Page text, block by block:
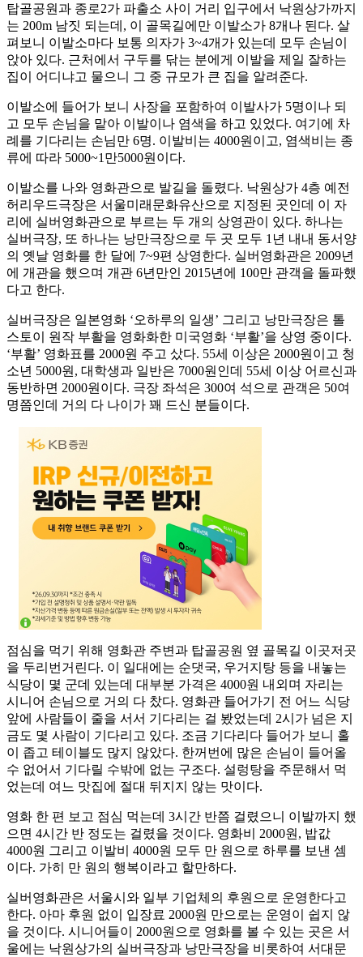
탑골공원과 종로2가 파출소 사이 거리 입구에서 낙원상가까지
는 200m 남짓 되는데, 이 골목길에만 이발소가 8개나 된다. 살
펴보니 이발소마다 보통 의자가 3~4개가 있는데 모두 손님이
앉아 있다. 근처에서 구두를 닦는 분에게 이발을 제일 잘하는
집이 어디냐고 물으니 그 중 규모가 큰 집을 알려준다.
이발소에 들어가 보니 사장을 포함하여 이발사가 5명이나 되
고 모두 손님을 맡아 이발이나 염색을 하고 있었다. 여기에 차
례를 기다리는 손님만 6명. 이발비는 4000원이고, 염색비는 종
류에 따라 5000~1만5000원이다.
이발소를 나와 영화관으로 발길을 돌렸다. 낙원상가 4층 예전
허리우드극장은 서울미래문화유산으로 지정된 곳인데 이 자
리에 실버영화관으로 부르는 두 개의 상영관이 있다. 하나는
실버극장, 또 하나는 낭만극장으로 두 곳 모두 1년 내내 동서양
의 옛날 영화를 한 달에 7~9편 상영한다. 실버영화관은 2009년
에 개관을 했으며 개관 6년만인 2015년에 100만 관객을 돌파했
다고 한다.
실버극장은 일본영화 ‘오하루의 일생’ 그리고 낭만극장은 톨
스토이 원작 부활을 영화화한 미국영화 ‘부활’을 상영 중이다.
‘부활’ 영화표를 2000원 주고 샀다. 55세 이상은 2000원이고 청
소년 5000원, 대학생과 일반은 7000원인데 55세 이상 어르신과
동반하면 2000원이다. 극장 좌석은 300여 석으로 관객은 50여
명쯤인데 거의 다 나이가 꽤 드신 분들이다.
점심을 먹기 위해 영화관 주변과 탑골공원 옆 골목길 이곳저곳
을 두리번거린다. 이 일대에는 순댓국, 우거지탕 등을 내놓는
식당이 몇 군데 있는데 대부분 가격은 4000원 내외며 자리는
시니어 손님으로 거의 다 찼다. 영화관 들어가기 전 어느 식당
앞에 사람들이 줄을 서서 기다리는 걸 봤었는데 2시가 넘은 지
금도 몇 사람이 기다리고 있다. 조금 기다리다 들어가 보니 홀
이 좁고 테이블도 많지 않았다. 한꺼번에 많은 손님이 들어올
수 없어서 기다릴 수밖에 없는 구조다. 설렁탕을 주문해서 먹
었는데 여느 맛집에 절대 뒤지지 않는 맛이다.
영화 한 편 보고 점심 먹는데 3시간 반쯤 걸렸으니 이발까지 했
으면 4시간 반 정도는 걸렸을 것이다. 영화비 2000원, 밥값
4000원 그리고 이발비 4000원 모두 만 원으로 하루를 보낸 셈
이다. 가히 만 원의 행복이라고 할만하다.
실버영화관은 서울시와 일부 기업체의 후원으로 운영한다고
한다. 아마 후원 없이 입장료 2000원 만으로는 운영이 쉽지 않
을 것이다. 시니어들이 2000원으로 영화를 볼 수 있는 곳은 서
울에는 낙원상가의 실버극장과 낭만극장을 비롯하여 서대문